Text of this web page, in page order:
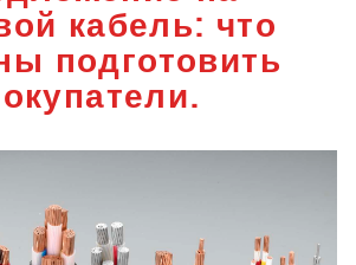
кабель: что
подготовить